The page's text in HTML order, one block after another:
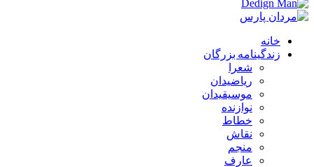
خانه
زندگینامه بزرگان
شعرا
ریاضیدان
موسیقیدان
نوازنده
خطاط
نقاش
منجم
عارف